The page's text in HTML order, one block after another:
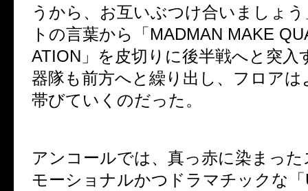
うから、お互いぶつけ合いましょ
トの言葉から「MADMAN MAKE
ATION」を皮切りに後半戦へと突入
器隊も前方へと繰り出し、フロアは
帯びていくのだった。
アンコールでは、真っ赤に染まっ
モーショナルかつドラマチックな「